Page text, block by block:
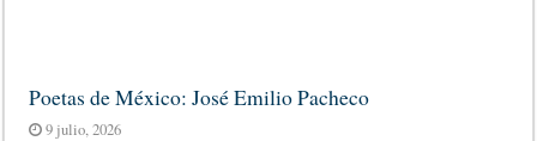
Poetas de México: José Emilio Pacheco
9 julio, 2026